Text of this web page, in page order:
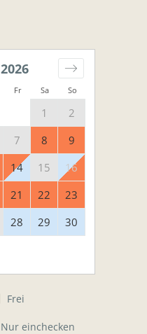
Fr Sa So
2026
1
2
7 8
9
14 15
16
21 22
23
28 29
30
Frei
Nur einchecken